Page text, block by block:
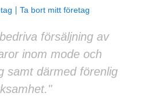
Ta bort mitt företag
försäljning av
inom mode och
samt därmed förenlig